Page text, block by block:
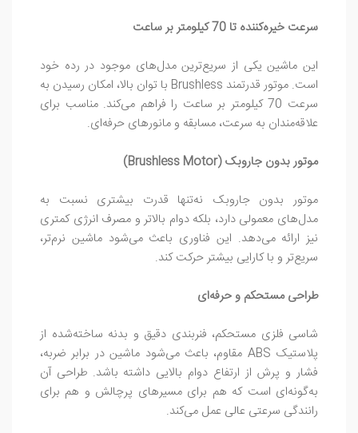
سرعت خیره‌کننده تا 70 کیلومتر بر ساعت
این ماشین یکی از سریع‌ترین مدل‌های موجود در رده خود
است. موتور قدرتمند Brushless با توان بالا، امکان رسیدن به
سرعت 70 کیلومتر بر ساعت را فراهم می‌کند. مناسب برای
علاقه‌مندان به سرعت، مسابقه و مانورهای حرفه‌ای.
موتور بدون جاروبک (Brushless Motor)
موتور بدون جاروبک نه‌تنها قدرت بیشتری نسبت به
مدل‌های معمولی دارد، بلکه دوام بالاتر و مصرف انرژی کمتری
نیز ارائه می‌دهد. این فناوری باعث می‌شود ماشین نرم‌تر،
سریع‌تر و با کارایی بیشتر حرکت کند.
طراحی مستحکم و حرفه‌ای
شاسی فلزی مستحکم، فنربندی دقیق و بدنه ساخته‌شده از
پلاستیک ABS مقاوم، باعث می‌شود ماشین در برابر ضربه،
فشار و پرش از ارتفاع دوام بالایی داشته باشد. طراحی آن
به‌گونه‌ای است که هم برای مسیرهای پرچالش و هم برای
رانندگی سرعتی عالی عمل می‌کند.